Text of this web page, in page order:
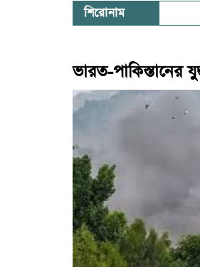
শিরোনাম
ভারত-পাকিস্তানের